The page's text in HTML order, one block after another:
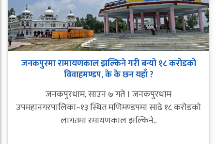
जनकपुरमा रामायणकाल झल्किने गरी बन्यो १८ करोडको
विवाहमण्डप, के के छन यहाँ ?
जनकपुरधाम, साउन ७ गते । जनकपुरधाम
उपमहानगरपालिका–१३ स्थित मणिमण्डपमा साढे १८ करोडको
लागतमा रमायणकाल झल्किने..